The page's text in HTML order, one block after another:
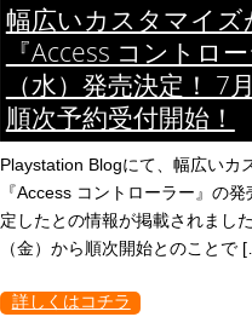
幅広いカスタマイズ
『Access コントロ
（水）発売決定！ 7
順次予約受付開始！
Playstation Blogにて、幅広いカ
『Access コントローラー』の
定したとの情報が掲載されまし
（金）から順次開始とのことで
詳しくはコチラ